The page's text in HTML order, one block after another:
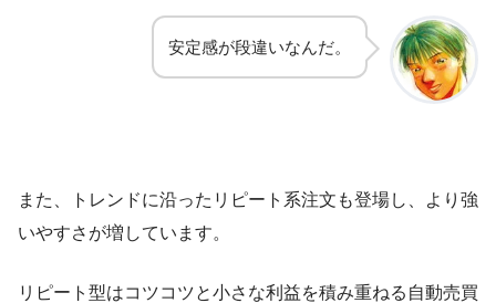
安定感が段違いなんだ。
また、トレンドに沿ったリピート系注文も登場し、より強
いやすさが増しています。
リピート型はコツコツと小さな利益を積み重ねる自動売買